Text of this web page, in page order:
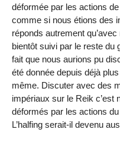
déformée par les actions
comme si nous étions des
réponds autrement
bientôt suivi par le reste du
fait que nous aurions pu
été donnée depuis déjà
même. Discuter avec des
impériaux sur le Reik c’est
déformés par les actions
L’halfing serait-il devenu